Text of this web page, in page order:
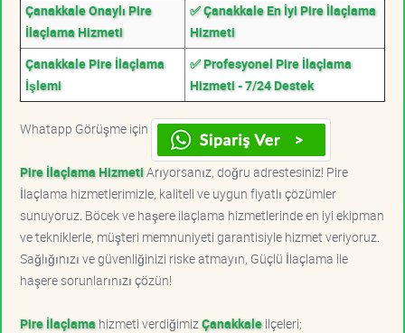
Çanakkale Onaylı Pire
İlaçlama Hizmeti
✅ Çanakkale En İyi Pire İlaçlama
Hizmeti
Çanakkale Pire İlaçlama
İşlemi
✅ Profesyonel Pire İlaçlama
Hizmeti - 7/24 Destek
Whatapp Görüşme için
Pire İlaçlama HizmetiArıyorsanız, doğru adrestesiniz! Pire
İlaçlama hizmetlerimizle, kaliteli ve uygun fiyatlı çözümler
sunuyoruz. Böcek ve haşere ilaçlama hizmetlerinde en iyi ekipman
ve tekniklerle, müşteri memnuniyeti garantisiyle hizmet veriyoruz.
Sağlığınızı ve güvenliğinizi riske atmayın, Güçlü İlaçlama ile
haşere sorunlarınızı çözün!
Pire İlaçlama hizmeti verdiğimiz Çanakkaleilçeleri;